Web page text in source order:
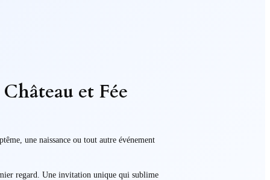
et Fée
une naissance ou tout autre événement
regard. Une invitation unique qui sublime